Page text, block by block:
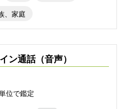
、家庭
ン通話（音声）
位で鑑定